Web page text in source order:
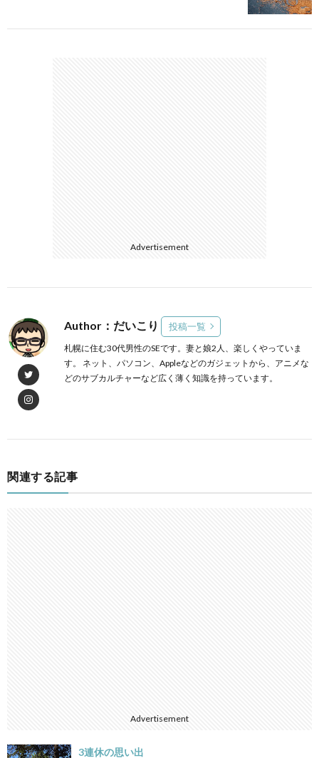
Advertisement
Author：だいこり 投稿一覧
札幌に住む30代男性のSEです。妻と娘2人、楽しくやっていま
す。 ネット、パソコン、Appleなどのガジェットから、アニメな
どのサブカルチャーなど広く薄く知識を持っています。
関連する記事
Advertisement
3連休の思い出